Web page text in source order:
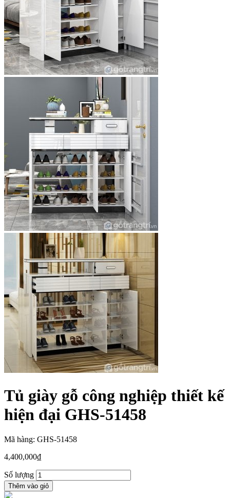
Tủ giày gỗ công nghiệp thiết kế
hiện đại GHS-51458
Mã hàng: GHS-51458
4,400,000₫
Số lượng
Thêm vào giỏ